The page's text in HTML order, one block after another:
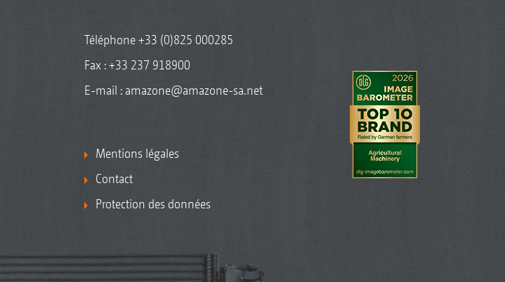
Téléphone+33 (0)825 000285
Fax : +33 237 918900
E-mail : amazone@amazone-sa.net
Mentions légales
Contact
Protection des données